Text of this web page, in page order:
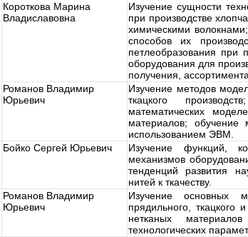
Короткова Марина
Владиславовна
Изучение сущности
при производстве
химическими
способов их
петлеобразования при
оборудования для
получения,
Романов Владимир
Юрьевич
Изучение методов
ткацкого
математических
материалов; обучение
использованием ЭВМ.
Бойко Сергей Юрьевич
Изучение функций,
механизмов
тенденций развития
нитей к ткачеству.
Романов Владимир
Юрьевич
Изучение основных
прядильного, ткацкого
нетканых
технологических